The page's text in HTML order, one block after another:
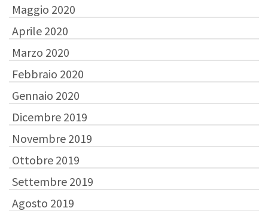
Maggio 2020
Aprile 2020
Marzo 2020
Febbraio 2020
Gennaio 2020
Dicembre 2019
Novembre 2019
Ottobre 2019
Settembre 2019
Agosto 2019